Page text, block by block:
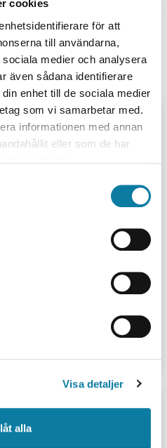
cookies
för att
till användarna,
medier och analysera
även sådana identifierare
enhet till de sociala medier
som vi samarbetar med.
informationen med annan
eller som de har
Visa detaljer
alla
har ett etablerat
universitet och
länder, vilket möjliggör för
förlägga viss del av
ANMÄLAN
17 AUG
med inriktning
- avancerad
ansvarar du för
i samråd med